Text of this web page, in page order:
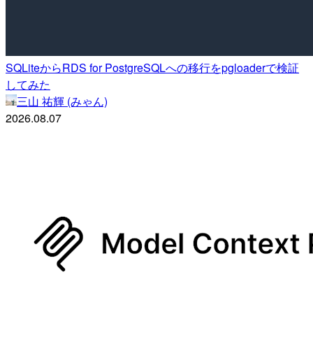
SQLiteからRDS for PostgreSQLへの移行をpgloaderで検証
してみた
三山 祐輝 (みゃん)
2026.08.07